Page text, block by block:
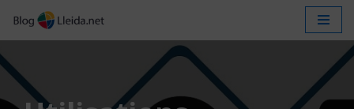
Aller
contenu